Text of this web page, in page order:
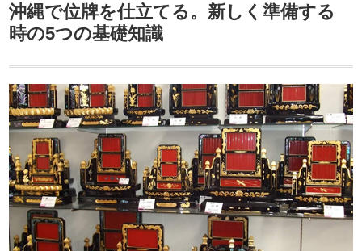
沖縄で位牌を仕立てる。新しく準備する
時の5つの基礎知識